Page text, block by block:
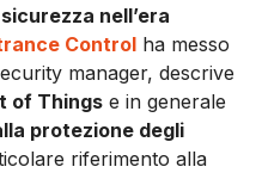
nell’era
Control ha messo
manager, descrive
of Things e in generale
protezione degli
riferimento alla